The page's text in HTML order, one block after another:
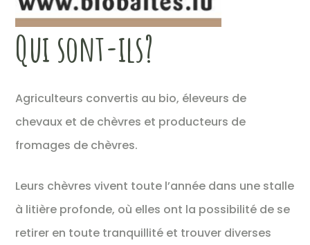
Qui sont-ils?
Agriculteurs convertis au bio, éleveurs de
chevaux et de chèvres et producteurs de
fromages de chèvres.
Leurs chèvres vivent toute l’année dans une stalle
à litière profonde, où elles ont la possibilité de se
retirer en toute tranquillité et trouver diverses